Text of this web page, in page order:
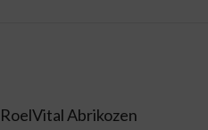
RoelVital Abrikozen